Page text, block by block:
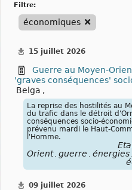
filtre:
économiques
15 juillet 2026
Guerre au Moyen-
'graves conséquences'
Belga ,
La reprise des hostilités au
du trafic dans le détroit
conséquences socio-
prévenu mardi le Haut-
l'Homme.
Orient guerre énergies
09 juillet 2026